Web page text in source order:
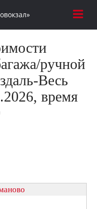
ручной
Весь
время